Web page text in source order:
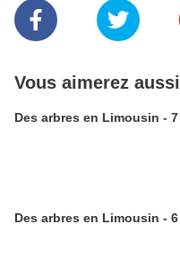
Vous aimerez aussi
Des arbres en Limousin - 7
Des arbres en Limousin - 6